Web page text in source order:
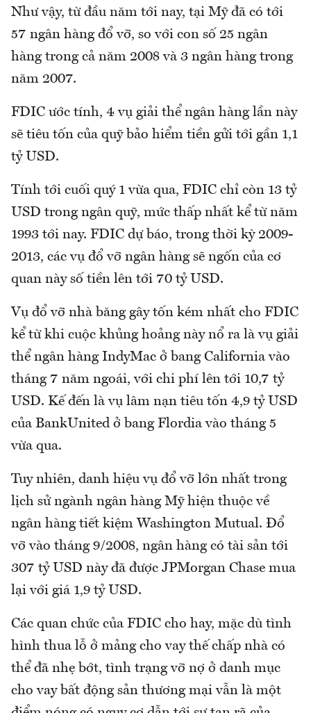
Như vậy, từ đầu năm tới nay, tại Mỹ đã có tới
57 ngân hàng đổ vỡ, so với con số 25 ngân
hàng trong cả năm 2008 và 3 ngân hàng trong
năm 2007.
FDIC ước tính, 4 vụ giải thể ngân hàng lần này
sẽ tiêu tốn của quỹ bảo hiểm tiền gửi tới gần 1,1
tỷ USD.
Tính tới cuối quý 1 vừa qua, FDIC chỉ còn 13 tỷ
USD trong ngân quỹ, mức thấp nhất kể từ năm
1993 tới nay. FDIC dự báo, trong thời kỳ 2009-
2013, các vụ đổ vỡ ngân hàng sẽ ngốn của cơ
quan này số tiền lên tới 70 tỷ USD.
Vụ đổ vỡ nhà băng gây tốn kém nhất cho FDIC
kể từ khi cuộc khủng hoảng này nổ ra là vụ giải
thể ngân hàng IndyMac ở bang California vào
tháng 7 năm ngoái, với chi phí lên tới 10,7 tỷ
USD. Kế đến là vụ lâm nạn tiêu tốn 4,9 tỷ USD
của BankUnited ở bang Flordia vào tháng 5
vừa qua.
Tuy nhiên, danh hiệu vụ đổ vỡ lớn nhất trong
lịch sử ngành ngân hàng Mỹ hiện thuộc về
ngân hàng tiết kiệm Washington Mutual. Đổ
vỡ vào tháng 9/2008, ngân hàng có tài sản tới
307 tỷ USD này đã được JPMorgan Chase mua
lại với giá 1,9 tỷ USD.
Các quan chức của FDIC cho hay, mặc dù tình
hình thua lỗ ở mảng cho vay thế chấp nhà có
thể đã nhẹ bớt, tình trạng vỡ nợ ở danh mục
cho vay bất động sản thương mại vẫn là một